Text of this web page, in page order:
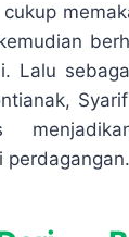
Lalu
perdagangan.